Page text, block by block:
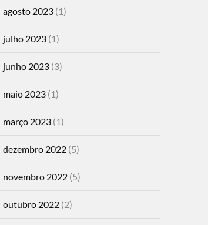
agosto 2023(1)
julho 2023(1)
junho 2023(3)
maio 2023(1)
março 2023(1)
dezembro 2022(5)
novembro 2022(5)
outubro 2022(2)